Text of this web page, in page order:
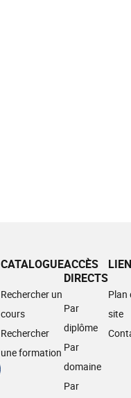
CATALOGUE
Rechercher un
cours
Rechercher
une formation
ACCÈS
DIRECTS
Par
diplôme
Par
domaine
Par
Plan
site